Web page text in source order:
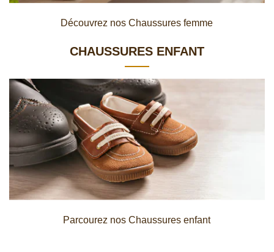
Découvrez nos Chaussures femme
CHAUSSURES ENFANT
Parcourez nos Chaussures enfant